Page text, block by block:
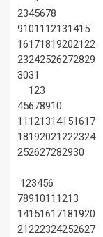
2345678
91011 12131415
16171819202122
23242526272829
3031
123
45678910
11 121314151617
18192021222324
252627282930
123456
7891011 1213
14151617181920
21222324252627